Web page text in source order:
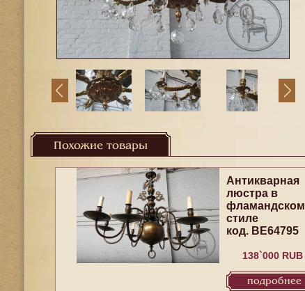
Похожие товары
Антикварная
люстра в
фламандском
стиле
код. BE64795
138`000 RUB
подробнее